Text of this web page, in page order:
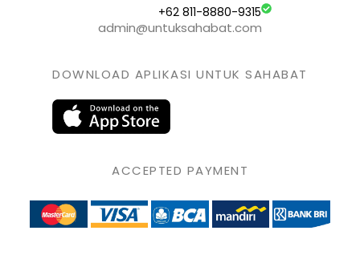
+62 811-8880-9315
admin@untuksahabat.com
DOWNLOAD APLIKASI UNTUK SAHABAT
ACCEPTED PAYMENT